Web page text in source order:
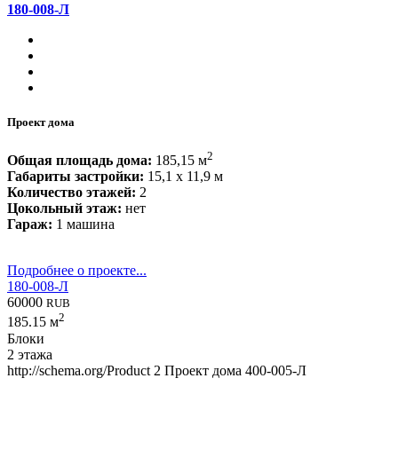
180-008-Л
Проект дома
Общая площадь дома: 185,15 м2
Габариты застройки: 15,1 x 11,9 м
Количество этажей: 2
Цокольный этаж: нет
Гараж: 1 машина
Подробнее о проекте...
180-008-Л
60000 RUB
185.15 м2
Блоки
2 этажа
http://schema.org/Product 2 Проект дома 400-005-Л